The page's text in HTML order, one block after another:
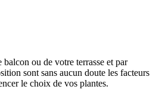
ou de votre terrasse et par
sont sans aucun doute les facteurs
le choix de vos plantes.